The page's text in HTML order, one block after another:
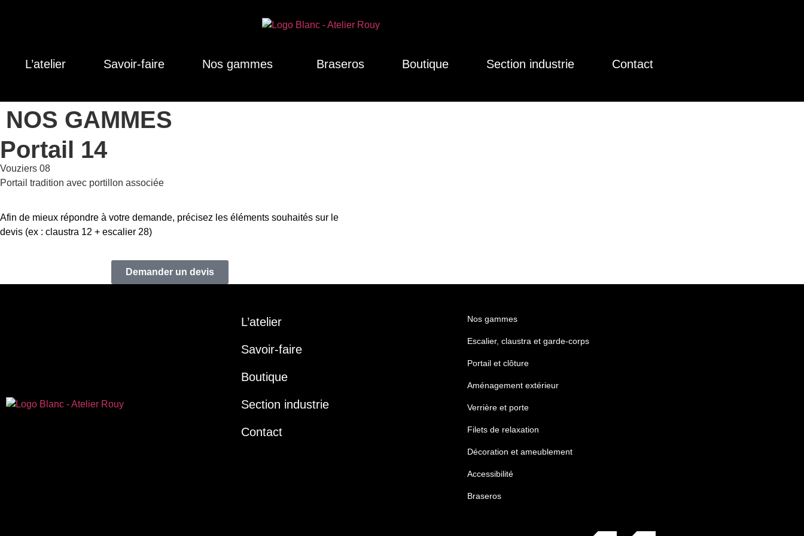
L’atelier Savoir-faire Nos gammes Braseros Boutique Section industrie Contact
NOS GAMMES
Portail 14
Vouziers 08
Portail tradition avec portillon associée
Afin de mieux répondre à votre demande, précisez les éléments souhaités sur le
devis (ex : claustra 12 + escalier 28)
Demander un devis
L’atelier
Savoir-faire
Boutique
Section industrie
Contact
Nos gammes
Escalier, claustra et garde-corps
Portail et clôture
Aménagement extérieur
Verrière et porte
Filets de relaxation
Décoration et ameublement
Accessibilité
Braseros